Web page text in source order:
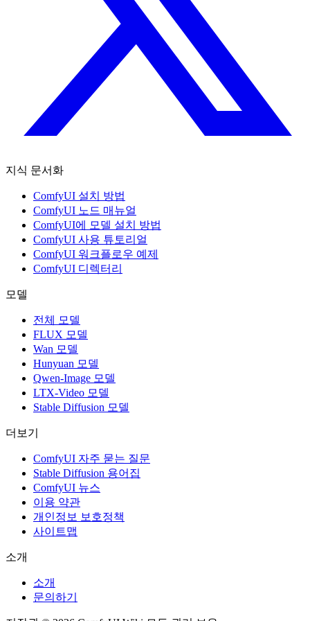
지식 문서화
ComfyUI 설치 방법
ComfyUI 노드 매뉴얼
ComfyUI에 모델 설치 방법
ComfyUI 사용 튜토리얼
ComfyUI 워크플로우 예제
ComfyUI 디렉터리
모델
전체 모델
FLUX 모델
Wan 모델
Hunyuan 모델
Qwen-Image 모델
LTX-Video 모델
Stable Diffusion 모델
더보기
ComfyUI 자주 묻는 질문
Stable Diffusion 용어집
ComfyUI 뉴스
이용 약관
개인정보 보호정책
사이트맵
소개
소개
문의하기